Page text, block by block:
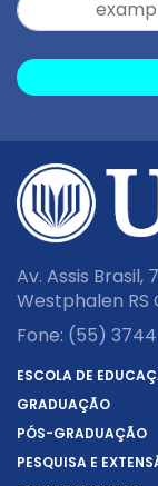
Av. Assis
Westphalen RS
Fone: (55)
ESCOLA DE
GRADUAÇÃO
PÓS-GRADUAÇÃO
PESQUISA E